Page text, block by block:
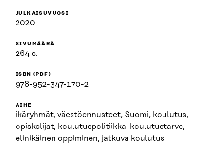
JULKAISUVUOSI
2020
SIVUMÄÄRÄ
264 s.
ISBN (PDF)
978-952-347-170-2
AIHE
ikäryhmät, väestöennusteet, Suomi, koulutus,
opiskelijat, koulutuspolitiikka, koulutustarve,
elinikäinen oppiminen, jatkuva koulutus